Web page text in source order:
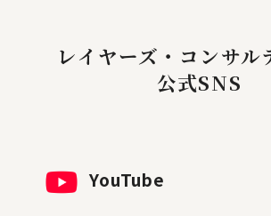
レイヤーズ・コンサル
公式SNS
YouTube